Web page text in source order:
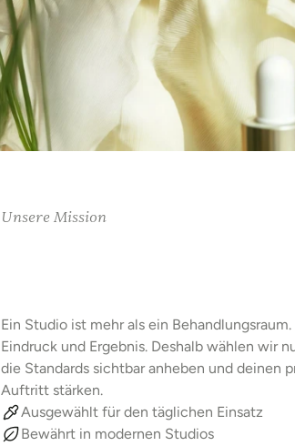
Unsere Mission
Ein Studio ist mehr als ein Behandlungsraum.
Eindruck und Ergebnis. Deshalb wählen wir
die Standards sichtbar anheben und deinen
Auftritt stärken.
Ausgewählt für den täglichen Einsatz
Bewährt in modernen Studios